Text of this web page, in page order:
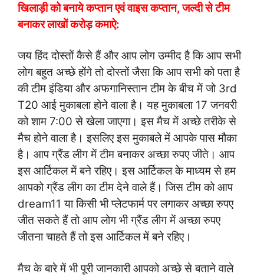
खिलाड़ी को बनाये कप्तान एवं वाइस कप्तान, जल्दी से टीम
बनाकर लाखों करोड़ कमाऐ:
जय हिंद दोस्तों कैसे हैं और आप लोग उम्मीद है कि आप सभी
लोग बहुत अच्छे होंगे तो दोस्तों जैसा कि आप सभी को पता है
की टीम इंडिया और अफगानिस्तान टीम के बीच में जो 3rd
T20 आई मुकाबला होने वाला है। यह मुकाबला 17 जनवरी
को शाम 7:00 से खेला जाएगा। इस मैच में अच्छे तरीके से
मैच होने वाला है। इसलिए इस मुकाबले में आपके पास मौका
है। आप ग्रैंड लीग में टीम बनाकर अच्छा रुपए जीते। आप
इस आर्टिकल में बने रहिए। इस आर्टिकल के माध्यम से हम
आपको ग्रैंड लीग का टीम देने वाले हैं। जिस टीम को आप
dream11 या किसी भी प्लेटफार्म पर लगाकर अच्छा रुपए
जीत सकते हैं तो आप लोग भी ग्रैंड लीग में अच्छा रुपए
जीतना चाहते हैं तो इस आर्टिकल में बने रहिए।
मैच के बारे में भी पूरी जानकारी आपको अच्छे से बताने वाले